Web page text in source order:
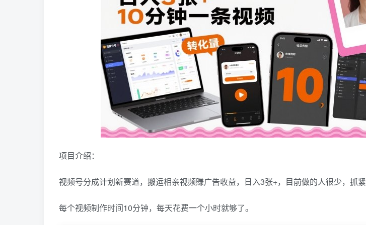
项目介绍：
视频号分成计划新赛道，搬运相亲视频賺广告收益，日入3张+，目前做的人很少，抓紧
每个视频制作时间10分钟，每天花费一个小时就够了。